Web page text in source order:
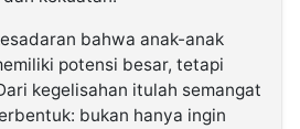
bahwa anak-anak
potensi besar, tetapi
kegelisahan itulah semangat
bukan hanya ingin